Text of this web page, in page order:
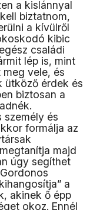
a kislánnyal
biztatnom,
a kívülről
kibic
családi
lép is, mint
vele, és
ütköző érdek és
biztosan a
személy és
formálja az
majd
úgy segíthet
a
akinek ő épp
okoz. Ennél